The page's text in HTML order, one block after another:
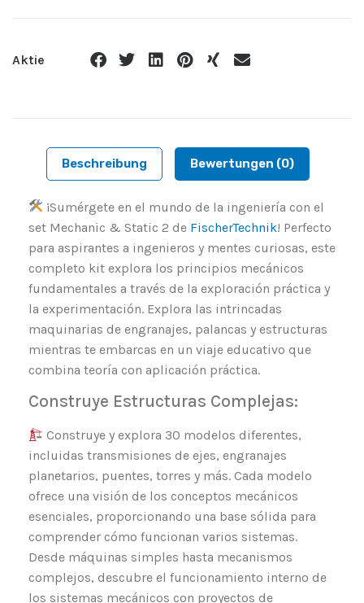
Aktie
Beschreibung Bewertungen (0)
¡Sumérgete en el mundo de la ingeniería con el
set Mechanic & Static 2 de FischerTechnik! Perfecto
para aspirantes a ingenieros y mentes curiosas, este
completo kit explora los principios mecánicos
fundamentales a través de la exploración práctica y
la experimentación. Explora las intrincadas
maquinarias de engranajes, palancas y estructuras
mientras te embarcas en un viaje educativo que
combina teoría con aplicación práctica.
Construye Estructuras Complejas:
Construye y explora 30 modelos diferentes,
incluidas transmisiones de ejes, engranajes
planetarios, puentes, torres y más. Cada modelo
ofrece una visión de los conceptos mecánicos
esenciales, proporcionando una base sólida para
comprender cómo funcionan varios sistemas.
Desde máquinas simples hasta mecanismos
complejos, descubre el funcionamiento interno de
los sistemas mecánicos con proyectos de